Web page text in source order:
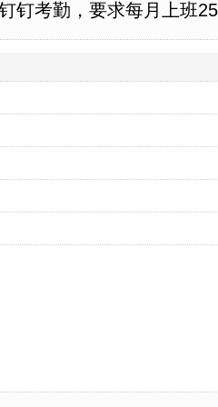
钉考勤，要求每月上班